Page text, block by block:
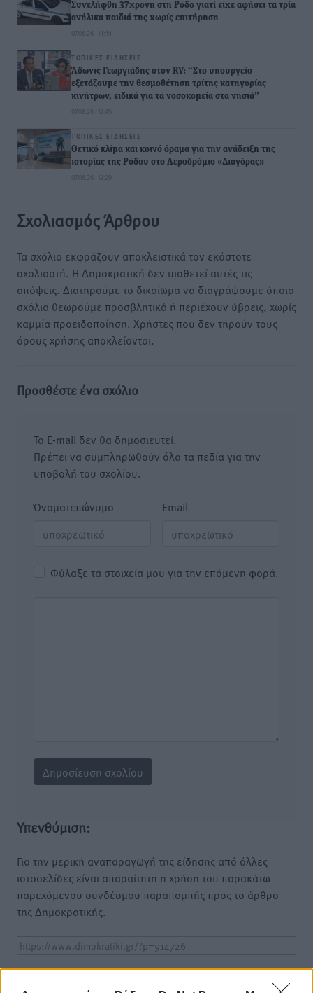
Συνελήφθη 37χρονη στη Ρόδο γιατί είχε αφήσει τα τρία
ανήλικα παιδιά της χωρίς επιτήρηση
07.08.26 · 14:44
ΤΟΠΙΚΈΣ ΕΙΔΉΣΕΙΣ
Άδωνις Γεωργιάδης στον RV: “Στο υπουργείο
εξετάζουμε την θεσμοθέτηση τρίτης κατηγορίας
κινήτρων, ειδικά για τα νοσοκομεία στα νησιά”
07.08.26 · 12:45
ΤΟΠΙΚΈΣ ΕΙΔΉΣΕΙΣ
Θετικό κλίμα και κοινό όραμα για την ανάδειξη της
ιστορίας της Ρόδου στο Αεροδρόμιο «Διαγόρας»
07.08.26 · 12:29
Σχολιασμός Άρθρου
Τα σχόλια εκφράζουν αποκλειστικά τον εκάστοτε
σχολιαστή. Η Δημοκρατική δεν υιοθετεί αυτές τις
απόψεις. Διατηρούμε το δικαίωμα να διαγράψουμε όποια
σχόλια θεωρούμε προσβλητικά ή περιέχουν ύβρεις, χωρίς
καμμία προειδοποίηση. Χρήστες που δεν τηρούν τους
όρους χρήσης αποκλείονται.
Προσθέστε ένα σχόλιο
Το E-mail δεν θα δημοσιευτεί.
Πρέπει να συμπληρωθούν όλα τα πεδία για την
υποβολή του σχολίου.
Όνοματεπώνυμο Email
Φύλαξε τα στοιχεία μου για την επόμενη φορά.
Υπενθύμιση:
Για την μερική αναπαραγωγή της είδησης από άλλες
ιστοσελίδες είναι απαραίτητη η χρήση του παρακάτω
παρεχόμενου συνδέσμου παραπομπής προς το άρθρο
της Δημοκρατικής.